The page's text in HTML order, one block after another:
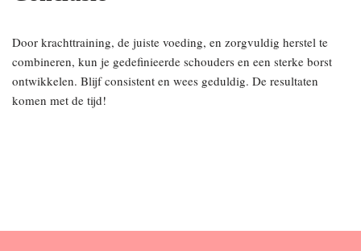
Door krachttraining, de juiste voeding, en zorgvuldig herstel te
combineren, kun je gedefinieerde schouders en een sterke borst
ontwikkelen. Blijf consistent en wees geduldig. De resultaten
komen met de tijd!